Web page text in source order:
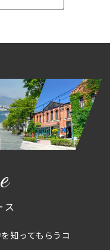
ス
知ってもらうコ